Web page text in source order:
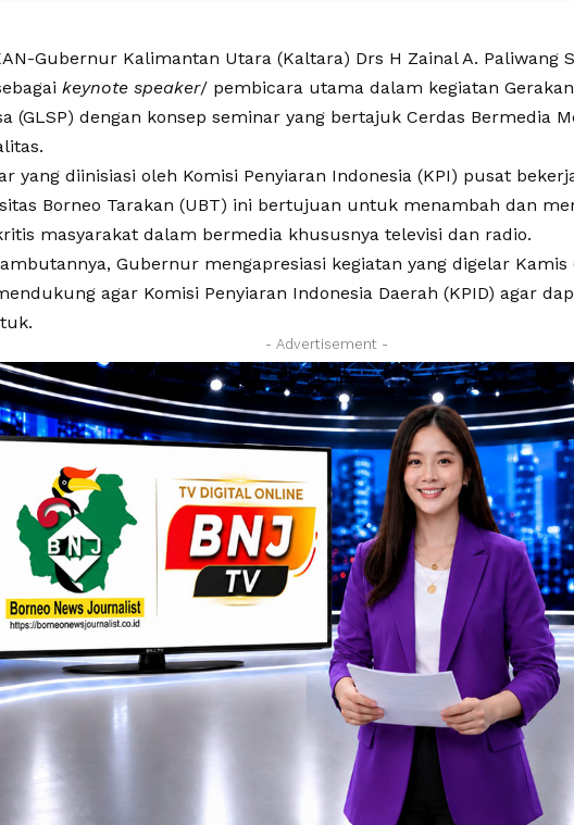
Gubernur Kalimantan Utara (Kaltara) Drs H Zainal A. Paliwang
keynote speaker/ pembicara utama dalam kegiatan
(GLSP) dengan konsep seminar yang bertajuk Cerdas Bermedia
yang diinisiasi oleh Komisi Penyiaran Indonesia (KPI) pusat
Borneo Tarakan (UBT) ini bertujuan untuk menambah dan
masyarakat dalam bermedia khususnya televisi dan radio.
Gubernur mengapresiasi kegiatan yang digelar Kamis
agar Komisi Penyiaran Indonesia Daerah (KPID) agar
- Advertisement -